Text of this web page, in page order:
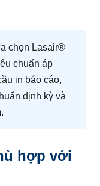
chọn Lasair®
chuẩn áp
in báo cáo,
định kỳ và
hợp với